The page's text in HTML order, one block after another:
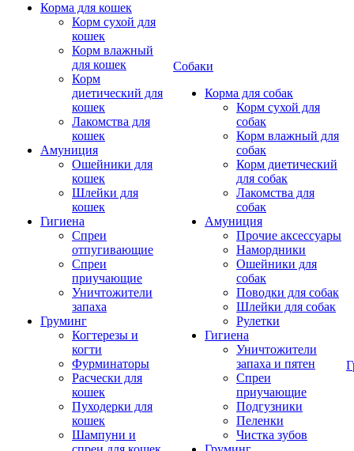
Корма для кошек
Корм сухой для
кошек
Корм влажный
для кошек
Корм
диетический для
кошек
Лакомства для
кошек
Амуниция
Ошейники для
кошек
Шлейки для
кошек
Гигиена
Спреи
отпугивающие
Спреи
приучающие
Уничтожители
запаха
Груминг
Когтерезы и
когти
Фурминаторы
Расчески для
кошек
Пуходерки для
кошек
Шампуни и
Собаки
Корма для собак
Корм сухой для
собак
Корм влажный для
собак
Корм диетический
для собак
Лакомства для
собак
Амуниция
Прочие аксессуары
Намордники
Ошейники для
собак
Поводки для собак
Шлейки для собак
Рулетки
Гигиена
Уничтожители
запаха и пятен
Спреи
приучающие
Подгузники
Пеленки
Чистка зубов